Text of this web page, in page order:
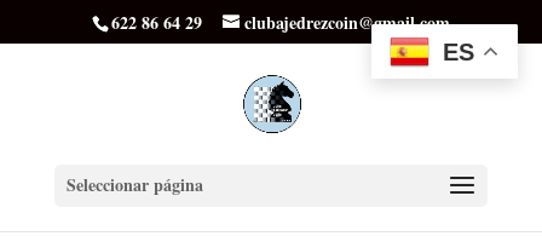
622 86 64 29 clubajedrezcoin@gmail.com
Seleccionar página
ES